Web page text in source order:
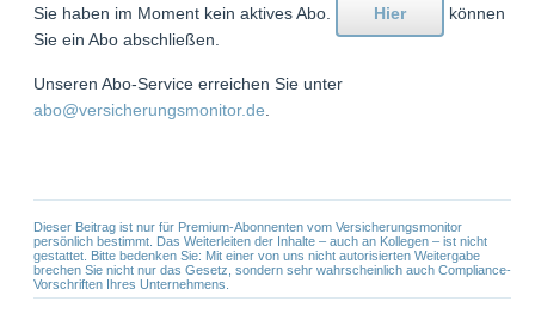
Sie haben im Moment kein aktives Abo.
Hier
können
Sie ein Abo abschließen.
Unseren Abo-Service erreichen Sie unter
abo@versicherungsmonitor.de
Dieser Beitrag ist nur für Premium-Abonnenten vom Versicherungsmonitor
persönlich bestimmt. Das Weiterleiten der Inhalte – auch an Kollegen – ist nicht
gestattet. Bitte bedenken Sie: Mit einer von uns nicht autorisierten Weitergabe
brechen Sie nicht nur das Gesetz, sondern sehr wahrscheinlich auch Compliance-
Vorschriften Ihres Unternehmens.